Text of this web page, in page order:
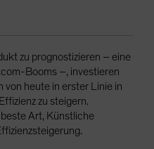
zu prognostizieren – eine
Booms –, investieren
heute in erster Linie in
zu steigern.
Art, Künstliche